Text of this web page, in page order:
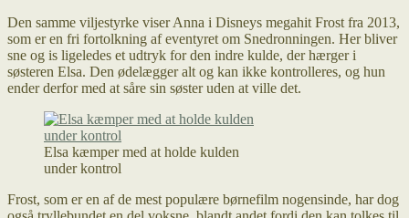
Den samme viljestyrke viser Anna i Disneys megahit Frost fra 2013,
som er en fri fortolkning af eventyret om Snedronningen. Her bliver
sne og is ligeledes et udtryk for den indre kulde, der hærger i
søsteren Elsa. Den ødelægger alt og kan ikke kontrolleres, og hun
ender derfor med at såre sin søster uden at ville det.
Elsa kæmper med at holde kulden
under kontrol
Frost, som er en af de mest populære børnefilm nogensinde, har dog